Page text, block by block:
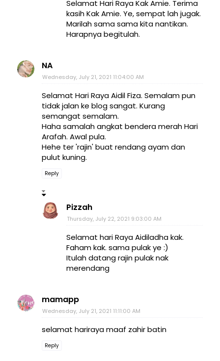
Selamat Hari Raya Kak Amie. Terima
kasih Kak Amie. Ye, sempat lah jugak.
Marilah sama sama kita nantikan.
Harapnya begitulah.
NA
Wednesday, July 21, 2021 11:04:00 AM
Selamat Hari Raya Aidil Fiza. Semalam pun
tidak jalan ke blog sangat. Kurang
semangat semalam.
Haha samalah angkat bendera merah Hari
Arafah. Awal pula.
Hehe ter 'rajin' buat rendang ayam dan
pulut kuning.
Reply
Pizzah
Thursday, July 22, 2021 9:03:00 AM
Selamat hari Raya Aidiladha kak.
Faham kak. sama pulak ye :)
Itulah datang rajin pulak nak
merendang
mamapp
Wednesday, July 21, 2021 11:11:00 AM
selamat hariraya maaf zahir batin
Reply